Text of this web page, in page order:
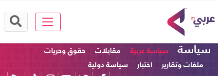
سياسة سياسة عربية مقابلات
حقوق وحريات
ملفات وتقارير
اختبار سياسة دولية